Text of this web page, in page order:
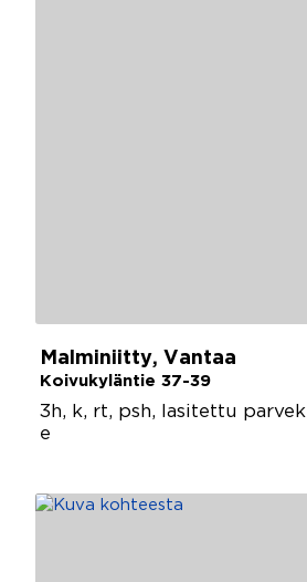
Malminiitty, Vantaa
Koivukyläntie 37-39
3h, k, rt, psh, lasitettu parvek
e